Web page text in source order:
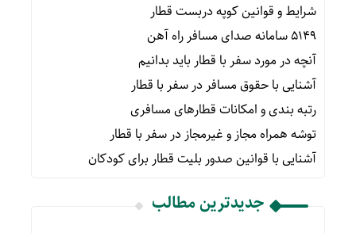
شرایط و قوانین کوپه دربست قطار
۵۱۴۹ سامانه صدای مسافر راه آهن
آنچه در مورد سفر با قطار باید بدانیم
آشنایی با حقوق مسافر در سفر با قطار
رتبه بندی و امکانات قطارهای مسافری
توشه همراه مجاز و غیرمجاز در سفر با قطار
آشنایی با قوانین صدور بلیت قطار برای کودکان
جدیدترین مطالب